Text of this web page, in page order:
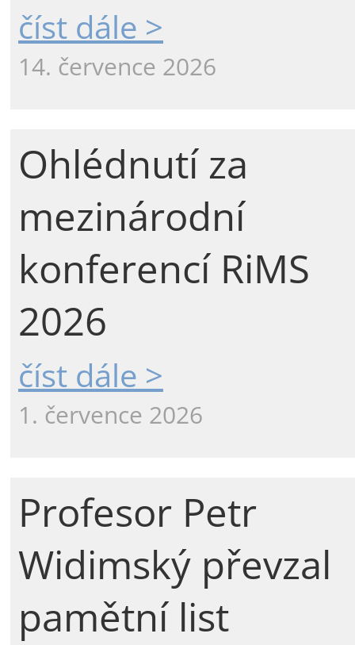
číst dále >
14. července 2026
Ohlédnutí za
mezinárodní
konferencí RiMS
2026
číst dále >
1. července 2026
Profesor Petr
Widimský převzal
pamětní list